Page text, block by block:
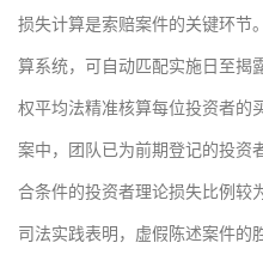
损失计算是索赔案件的关键环节
算系统，可自动匹配实施日至揭
权平均法精准核算每位投资者的
案中，团队已为前期登记的投资
合条件的投资者理论损失比例较
司法实践表明，虚假陈述案件的